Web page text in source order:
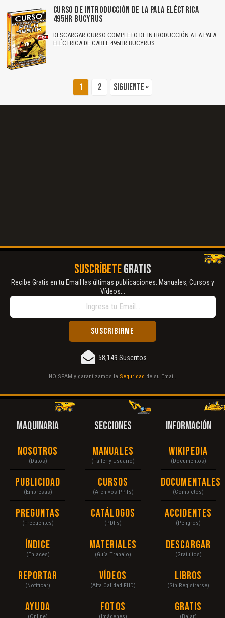
CURSO DE INTRODUCCIÓN DE LA PALA ELÉCTRICA
495HR BUCYRUS
DESCARGAR CURSO COMPLETO DE INTRODUCCIÓN A LA PALA
ELÉCTRICA DE CABLE 495HR BUCYRUS
1 2 Siguiente »
SUSCRÍBETEGRATIS
Recibe Gratis en tu Email las últimas publicaciones. Manuales, Cursos y
Vídeos...
58,149 Suscritos
NO SPAM y garantizamos la Seguridad de su Email.
MAQUINARIA
Nosotros
(Datos)
Publicidad
(Empresas)
Preguntas
(Frecuentes)
Índice
(Enlaces)
Reportar
(Notificar)
Ayuda
(Online)
SECCIONES
Manuales
(Taller y Usuario)
Cursos
(Archivos PPTs)
Catálogos
(PDFs)
Materiales
(Guía Trabajo)
Vídeos
(Alta Calidad FHD)
Fotos
(Imágenes)
INFORMACIÓN
Wikipedia
(Documentos)
Documentales
(Completos)
Accidentes
(Peligros)
Descargar
(Gratuitos)
Libros
(Sin Registrarse)
Gratis
(Bajar)
No carga o no se visualiza el contenido.
Reportar otro tipo de error...